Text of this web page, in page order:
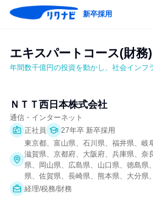
新卒採用
エキスパートコース(財務)
年間数千億円の投資を動かし、社会インフ
ＮＴＴ西日本株式会社
通信・インターネット
正社員
27年卒 新卒採用
東京都、富山県、石川県、福井県、岐
滋賀県、京都府、大阪府、兵庫県、奈
県、岡山県、広島県、山口県、徳島県
県、佐賀県、長崎県、熊本県、大分県
経理/税務/財務